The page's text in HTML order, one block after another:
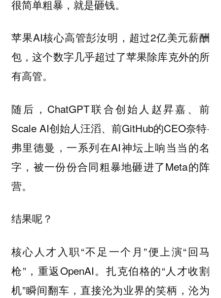
很简单粗暴，就是砸钱。
苹果AI核心高管彭汝明，超过2亿美元薪酬
包，这个数字几乎超过了苹果除库克外的所
有高管。
随后，ChatGPT联合创始人赵昇嘉、前
Scale AI创始人汪滔、前GitHub的CEO奈特·
弗里德曼，一系列在AI神坛上响当当的名
字，被一份份合同粗暴地砸进了Meta的阵
营。
结果呢？
核心人才入职“不足一个月”便上演“回马
枪”，重返OpenAI。扎克伯格的“人才收割
机”瞬间翻车，直接沦为业界的笑柄，沦为